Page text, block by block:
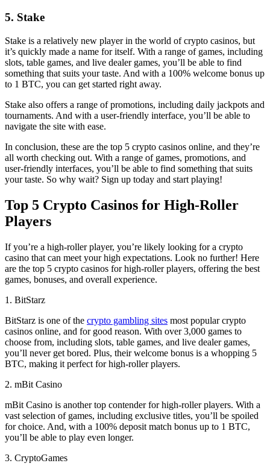
5. Stake
Stake is a relatively new player in the world of crypto casinos, but
it’s quickly made a name for itself. With a range of games, including
slots, table games, and live dealer games, you’ll be able to find
something that suits your taste. And with a 100% welcome bonus up
to 1 BTC, you can get started right away.
Stake also offers a range of promotions, including daily jackpots and
tournaments. And with a user-friendly interface, you’ll be able to
navigate the site with ease.
In conclusion, these are the top 5 crypto casinos online, and they’re
all worth checking out. With a range of games, promotions, and
user-friendly interfaces, you’ll be able to find something that suits
your taste. So why wait? Sign up today and start playing!
Top 5 Crypto Casinos for High-Roller
Players
If you’re a high-roller player, you’re likely looking for a crypto
casino that can meet your high expectations. Look no further! Here
are the top 5 crypto casinos for high-roller players, offering the best
games, bonuses, and overall experience.
1. BitStarz
BitStarz is one of the crypto gambling sites most popular crypto
casinos online, and for good reason. With over 3,000 games to
choose from, including slots, table games, and live dealer games,
you’ll never get bored. Plus, their welcome bonus is a whopping 5
BTC, making it perfect for high-roller players.
2. mBit Casino
mBit Casino is another top contender for high-roller players. With a
vast selection of games, including exclusive titles, you’ll be spoiled
for choice. And, with a 100% deposit match bonus up to 1 BTC,
you’ll be able to play even longer.
3. CryptoGames